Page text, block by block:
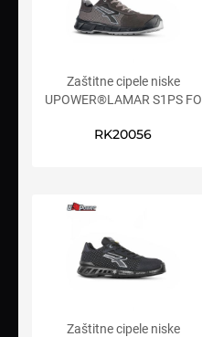
Zaštitne cipele niske
UPOWER®LAMAR S1PS FO
RK20056
Zaštitne cipele niske